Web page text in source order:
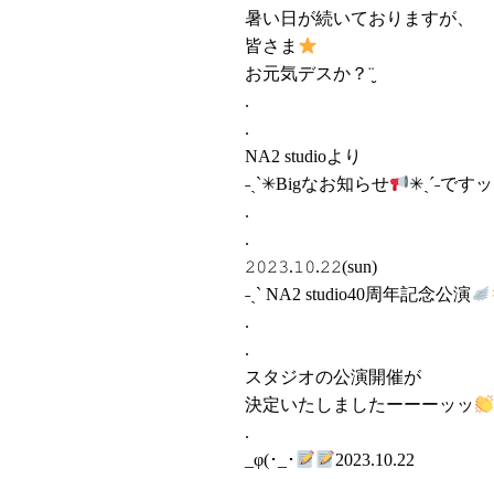
暑い日が続いておりますが、
皆さま
お元気デスか？¨̮
.
.
NA2 studioより
˗ˏˋ✳︎Bigなお知らせ
✳︎ˎˊ˗ですッ
.
.
𝟸𝟶𝟸𝟹.𝟷𝟶.𝟸𝟸(sun)
˗ˏˋ NA2 studio40周年記念公演
.
.
スタジオの公演開催が
決定いたしましたーーーッッ
.
_φ(･_･
2023.10.22